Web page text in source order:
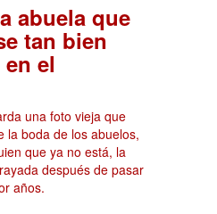
abuela que
tan bien
el
una foto vieja que
la boda de los abuelos,
que ya no está, la
después de pasar
años.